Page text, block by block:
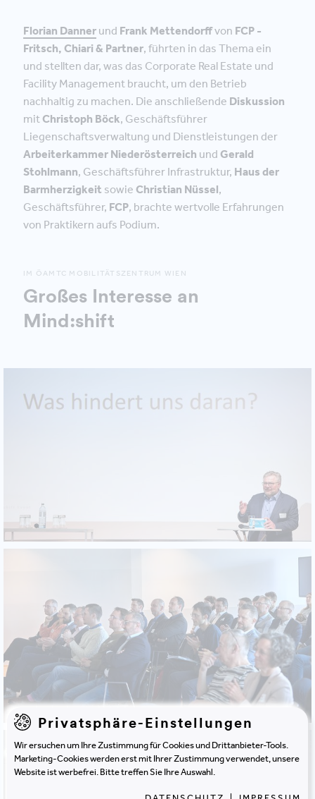
Florian Danner und Frank Mettendorffvon FCP -
Fritsch, Chiari & Partner, führten in das Thema ein
und stellten dar, was das Corporate Real Estate und
Facility Management braucht, um den Betrieb
nachhaltig zu machen. Die anschließende Diskussion
mit Christoph Böck, Geschäftsführer
Liegenschaftsverwaltung und Dienstleistungen der
Arbeiterkammer Niederösterreich und Gerald
Stohlmann, Geschäftsführer Infrastruktur, Haus der
Barmherzigkeit sowie Christian Nüssel,
Geschäftsführer, FCP, brachte wertvolle Erfahrungen
von Praktikern aufs Podium.
IM ÖAMTC MOBILITÄTSZENTRUM WIEN
Großes Interesse an
Mind:shift
Privatsphäre-Einstellungen
Wir ersuchen um Ihre Zustimmung für Cookies und Drittanbieter-Tools.
Marketing-Cookies werden erst mit Ihrer Zustimmung verwendet, unsere
Website ist werbefrei. Bitte treffen Sie Ihre Auswahl.